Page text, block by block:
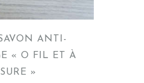
ANTI-
« O FIL ET À
»